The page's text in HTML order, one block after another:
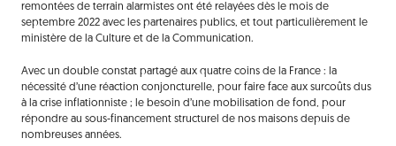
remontées de terrain alarmistes ont été relayées dès le mois de
septembre 2022 avec les partenaires publics, et tout particulièrement le
ministère de la Culture et de la Communication.
Avec un double constat partagé aux quatre coins de la France : la
nécessité d’une réaction conjoncturelle, pour faire face aux surcoûts dus
à la crise inflationniste ; le besoin d’une mobilisation de fond, pour
répondre au sous-financement structurel de nos maisons depuis de
nombreuses années.